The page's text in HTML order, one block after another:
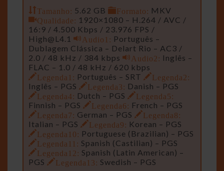
Tamanho: 5.62 GB Formato: MKV
Qualidade: 1920×1080 – H.264 / AVC /
16:9 / 4.500 Kbps / 23.976 FPS /
High@L4.1
Audio1: Português –
Dublagem Clássica – Delart Rio – AC3 /
2.0 / 48 kHz / 384 kbps
Audio2: Inglês –
FLAC – 1.0 / 48 kHz / 620 kbps
Legenda1: Português – SRT
Legenda2:
Inglês – PGS
Legenda3: Danish – PGS
Legenda4: Dutch – PGS
Legenda5:
Finnish – PGS
Legenda6: French – PGS
Legenda7: German – PGS
Legenda8:
Italian – PGS
Legenda9: Korean – PGS
Legenda10: Portuguese (Brazilian) – PGS
Legenda11: Spanish (Castilian) – PGS
Legenda12: Spanish (Latin American) –
PGS
Legenda13: Swedish – PGS